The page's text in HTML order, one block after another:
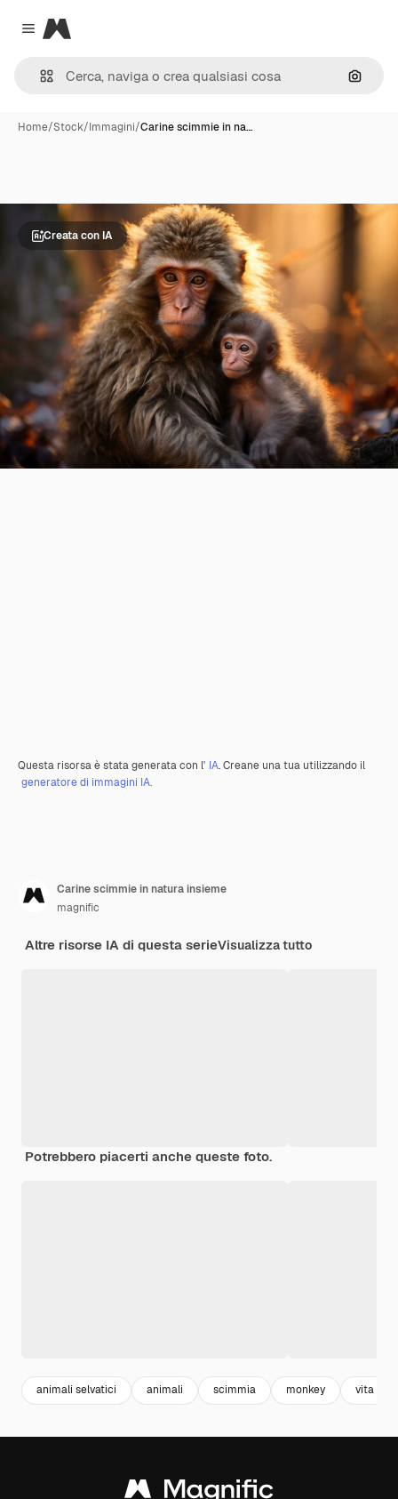
Close menu
Magnific
Cerca
Home/Stock/Immagini/Carine scimmie in na…
Creata con IA
Questa risorsa è stata generata con l' IA. Creane una tua utilizzando il
generatore di immagini IA.
Carine scimmie in natura insieme
magnific
Altre risorse IA di questa serieVisualizza tutto
Potrebbero piacerti anche queste foto.
animali selvatici animali scimmia monkey vita